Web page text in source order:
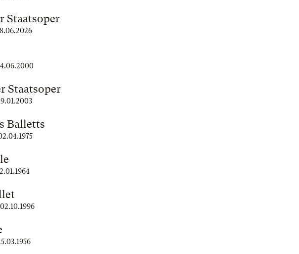
Staatsoper
Staatsoper
Balletts
02.10.1996